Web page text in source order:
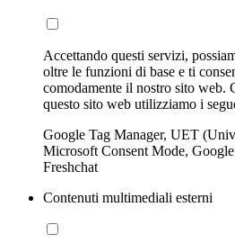
Accettando questi servizi,
oltre le funzioni di base e ti
comodamente il nostro sito web.
questo sito web utilizziamo i
Google Tag Manager, UET
Microsoft Consent Mode,
Freshchat
Contenuti multimediali esterni